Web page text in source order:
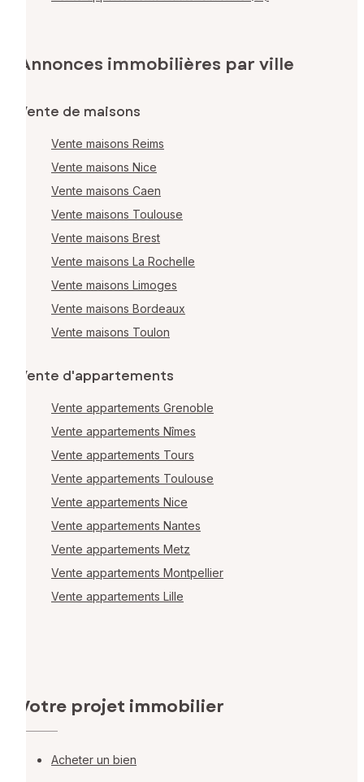
Annonces immobilières par ville
Vente de maisons
Vente maisons Reims
Vente maisons Nice
Vente maisons Caen
Vente maisons Toulouse
Vente maisons Brest
Vente maisons La Rochelle
Vente maisons Limoges
Vente maisons Bordeaux
Vente maisons Toulon
Vente d'appartements
Vente appartements Grenoble
Vente appartements Nîmes
Vente appartements Tours
Vente appartements Toulouse
Vente appartements Nice
Vente appartements Nantes
Vente appartements Metz
Vente appartements Montpellier
Vente appartements Lille
Votre projet immobilier
Acheter un bien